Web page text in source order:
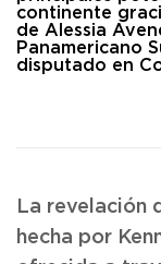
La revelación
hecha por